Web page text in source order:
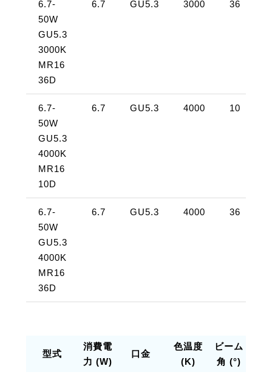
6.7-
50W
GU5.3
3000K
MR16
36D
6.7 GU5.3 3000 36
6.7-
50W
GU5.3
4000K
MR16
10D
6.7 GU5.3 4000 10
6.7-
50W
GU5.3
4000K
MR16
36D
6.7 GU5.3 4000 36
型式
消費電
力 (W)
口金
色温度
(K)
ビーム
角 (°)